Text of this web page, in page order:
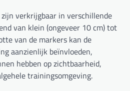
verkrijgbaar in verschillende
van klein (ongeveer 10 cm) tot
van de markers kan de
aanzienlijk beïnvloeden,
hebben op zichtbaarheid,
trainingsomgeving.